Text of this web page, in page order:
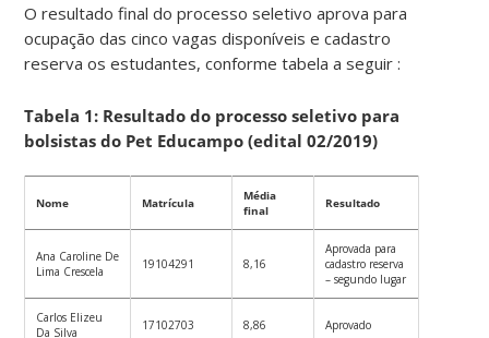
O resultado final do processo seletivo aprova para
ocupação das cinco vagas disponíveis e cadastro
reserva os estudantes, conforme tabela a seguir :
Tabela 1: Resultado do processo seletivo para
bolsistas do Pet Educampo (edital 02/2019)
Nome Matrícula
Média
final
Resultado
Ana Caroline De
Lima Crescela
19104291 8,16
Aprovada para
cadastro reserva
– segundo lugar
Carlos Elizeu
Da Silva
17102703 8,86 Aprovado